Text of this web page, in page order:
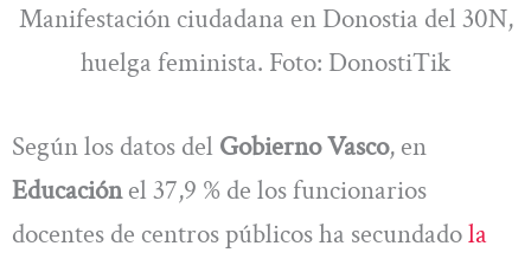
Manifestación ciudadana en Donostia del 30N,
huelga feminista. Foto: DonostiTik
Según los datos del Gobierno Vasco, en
Educaciónel 37,9 % de los funcionarios
docentes de centros públicos ha secundadola